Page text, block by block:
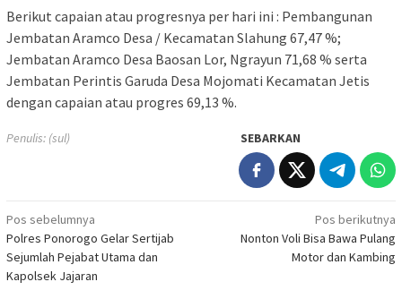
Berikut capaian atau progresnya per hari ini : Pembangunan
Jembatan Aramco Desa / Kecamatan Slahung 67,47 %;
Jembatan Aramco Desa Baosan Lor, Ngrayun 71,68 % serta
Jembatan Perintis Garuda Desa Mojomati Kecamatan Jetis
dengan capaian atau progres 69,13 %.
Penulis: (sul) SEBARKAN
Navigasi
pos
Pos sebelumnya
Polres Ponorogo Gelar Sertijab
Sejumlah Pejabat Utama dan
Kapolsek Jajaran
Pos berikutnya
Nonton Voli Bisa Bawa Pulang
Motor dan Kambing